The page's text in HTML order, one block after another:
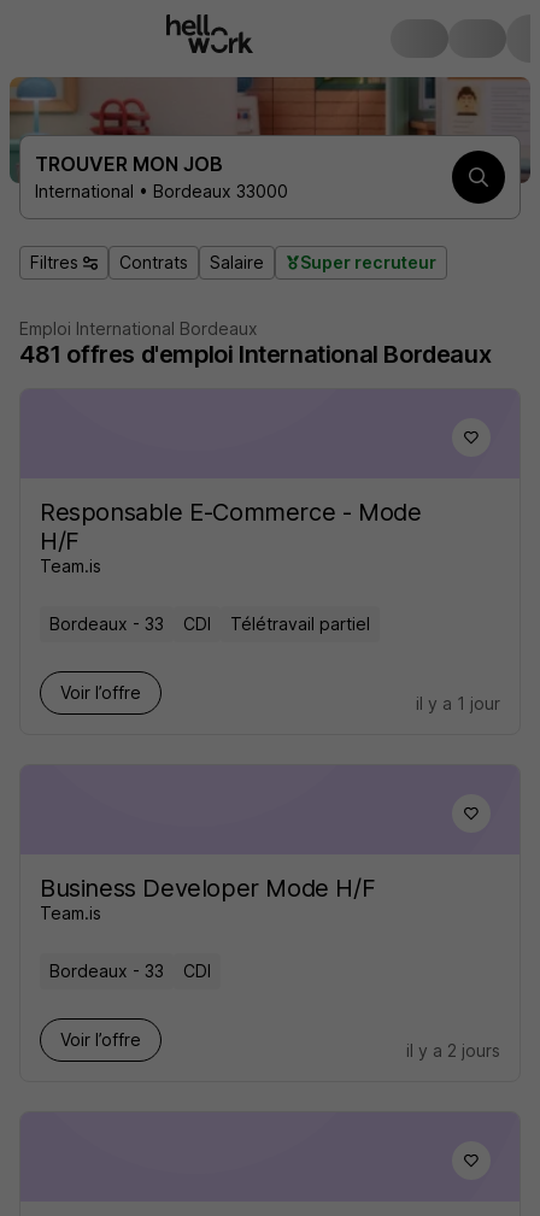
TROUVER MON JOB
International • Bordeaux 33000
Filtres Contrats Salaire Super recruteur
Emploi International Bordeaux
481 offres d'emploi International Bordeaux
Responsable E-Commerce - Mode
H/F
Team.is
Bordeaux - 33 CDI Télétravail partiel
Voir l’offre
il y a 1 jour
Business Developer Mode H/F
Team.is
Bordeaux - 33 CDI
Voir l’offre
il y a 2 jours